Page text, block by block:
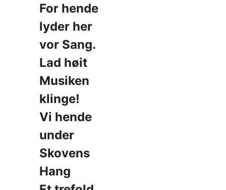
For hende
lyder her
vor Sang.
Lad høit
Musiken
klinge!
Vi hende
under
Skovens
Hang